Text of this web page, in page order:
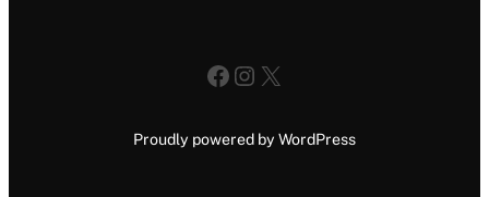
Facebook
Instagram
X
Proudly powered by WordPress